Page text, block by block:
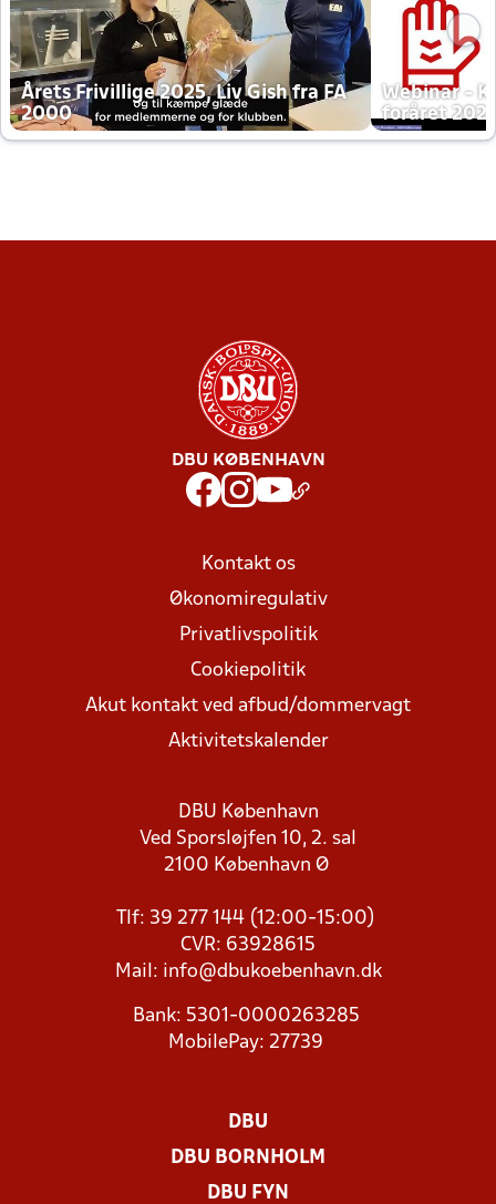
Årets Frivillige 2025, Liv Gish fra FA
2000
Webinar -
foråret
DBU KØBENHAVN
Kontakt os
Økonomiregulativ
Privatlivspolitik
Cookiepolitik
Akut kontakt ved afbud/dommervagt
Aktivitetskalender
DBU København
Ved Sporsløjfen 10, 2. sal
2100 København Ø
Tlf: 39 277 144 (12:00-15:00)
CVR: 63928615
Mail: info@dbukoebenhavn.dk
Bank: 5301-0000263285
MobilePay: 27739
DBU
DBU BORNHOLM
DBU FYN